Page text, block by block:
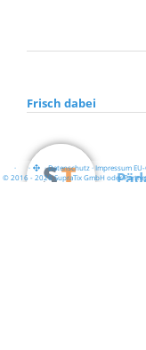
Frisch dabei
· · ·Datenschutz·Impressum
© 2016 - 2026 SupraTix GmbH oder